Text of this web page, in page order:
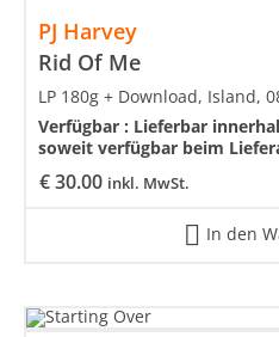
PJ Harvey
Rid Of Me
€30.00 inkl. MwSt.
LP 180g + Download, Island,
Verfügbar : Lieferbar
soweit verfügbar beim
In den